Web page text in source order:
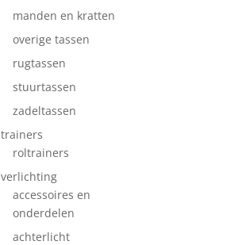
manden en kratten
overige tassen
rugtassen
stuurtassen
zadeltassen
trainers
roltrainers
verlichting
accessoires en
onderdelen
achterlicht